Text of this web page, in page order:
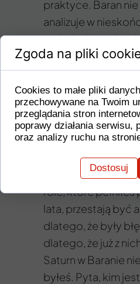
praktyce. Baran nie
analizuje w
szuka kolejnych
wykonuje
krok.
Dlatego ta Pełnia
bardzo konkretne
poczuć, że pewien
dobiegł końca, że
definitywnie się
role, które
lata, przestają być
dlatego, że były
dlatego, że już z
Saturn w Baranie
byłeś. Pyta, kim
Zgoda na pliki
Cookies to małe pliki
przechowywane na Twoim
przeglądania stron
poprawy działania serwisu,
oraz analizy ruchu na
Dostosuj